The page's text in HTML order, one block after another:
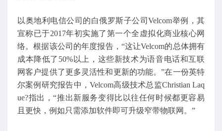
以奥地利电信公司的白俄罗斯子公司Velcom举例，其
宣称已于2017年初实施了第一个全虚拟化商业核心网
络。根据该公司的年度报告，“这让Velcom的总体拥有
成本降低了50%以上，这些新技术为语音电话和互联
网客户提供了更多灵活性和更新的功能。”在一份英特
尔案例研究报告中，Velcom高级技术总监Christian Laq
ue?指出，“推出新服务变得比以往任何时候都更容易
且更快，例如只需添加软件即可升级窄带物联网。”